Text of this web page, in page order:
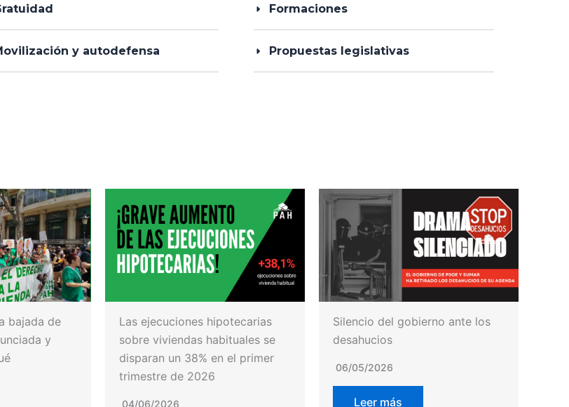
y autodefensa
Formaciones
Propuestas legislativas
bajada de
y
Las ejecuciones hipotecarias
sobre viviendas habituales se
disparan un 38% en el primer
trimestre de 2026
04/06/2026
Silencio del gobierno ante los
desahucios
06/05/2026
Leer más